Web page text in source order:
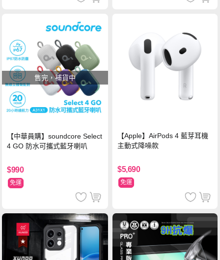
售完，補貨中
【中華員購】soundcore Select
4 GO 防水可攜式藍牙喇叭
$990
免運
【Apple】AirPods 4 藍芽耳機
主動式降噪款
$5,690
免運